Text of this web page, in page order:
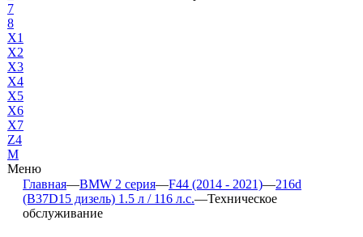
7
8
X1
X2
X3
X4
X5
X6
X7
Z4
М
Меню
Главная—BMW 2 серия—F44 (2014 - 2021)—216d
(B37D15 дизель) 1.5 л / 116 л.с.—Техническое
обслуживание